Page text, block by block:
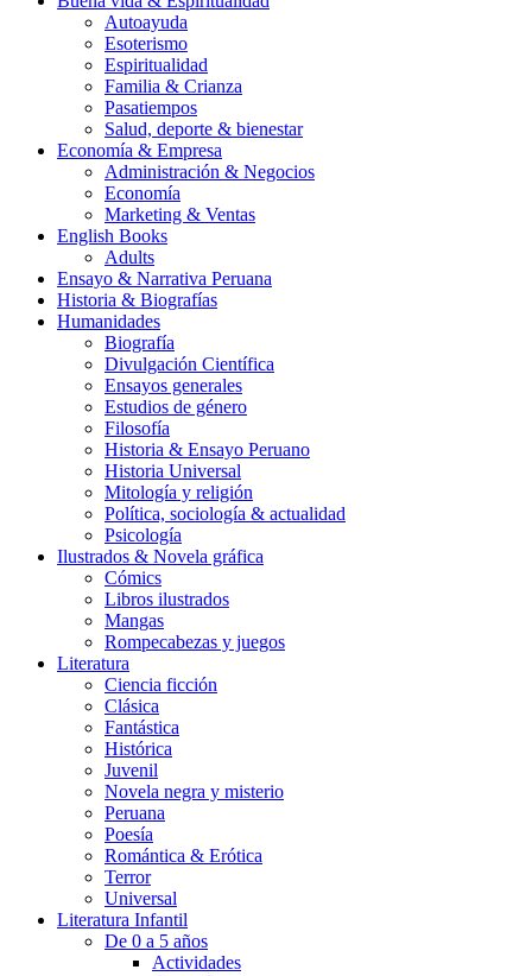
Autoayuda
Esoterismo
Espiritualidad
Familia & Crianza
Pasatiempos
Salud, deporte & bienestar
Economía & Empresa
Administración & Negocios
Economía
Marketing & Ventas
English Books
Adults
Ensayo & Narrativa Peruana
Historia & Biografías
Humanidades
Biografía
Divulgación Científica
Ensayos generales
Estudios de género
Filosofía
Historia & Ensayo Peruano
Historia Universal
Mitología y religión
Política, sociología & actualidad
Psicología
Ilustrados & Novela gráfica
Cómics
Libros ilustrados
Mangas
Rompecabezas y juegos
Literatura
Ciencia ficción
Clásica
Fantástica
Histórica
Juvenil
Novela negra y misterio
Peruana
Poesía
Romántica & Erótica
Terror
Universal
Literatura Infantil
De 0 a 5 años
Actividades